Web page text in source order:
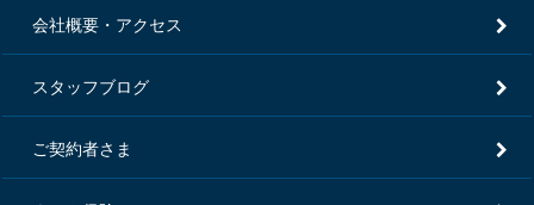
会社概要・アクセス
スタッフブログ
ご契約者さま